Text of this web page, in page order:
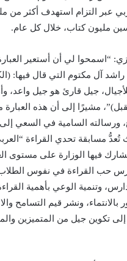
عبر التزام استهدف أكثر من
مليون كتاب، خلال كل عام.
“اسمحوا لي أن أستعير العبارة
آل مكتوم التي قال فيها:
جيل قارئ هو جيل واعد،
مشيرًا إلى أن هذه
ورسالته السامية في السعي إلى
تُعدُّ مسابقة تحدي القراءة
فيها الوزارة على مستوى
حب القراءة في نفوس الطلاب؛
وتنمية الوعي بأهمية
ونشر قيم التسامح
إلى تكوين جيل من المتميزين